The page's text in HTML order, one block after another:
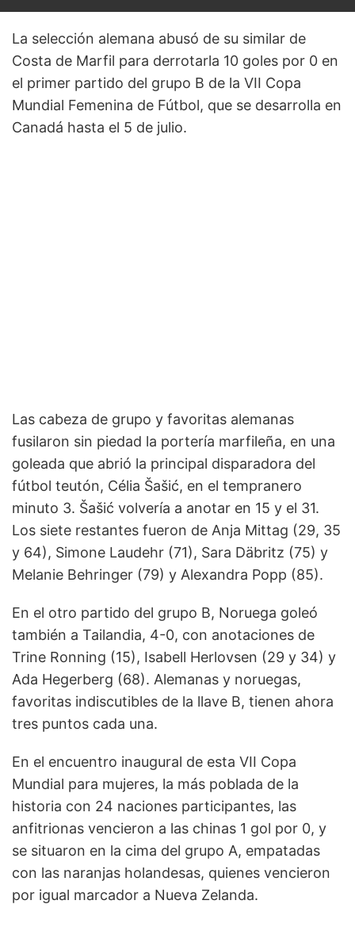
La selección alemana abusó de su similar de
Costa de Marfil para derrotarla 10 goles por 0 en
el primer partido del grupo B de la VII Copa
Mundial Femenina de Fútbol, que se desarrolla en
Canadá hasta el 5 de julio.
Las cabeza de grupo y favoritas alemanas
fusilaron sin piedad la portería marfileña, en una
goleada que abrió la principal disparadora del
fútbol teutón, Célia Šašić, en el tempranero
minuto 3. Šašić volvería a anotar en 15 y el 31.
Los siete restantes fueron de Anja Mittag (29, 35
y 64), Simone Laudehr (71), Sara Däbritz (75) y
Melanie Behringer (79) y Alexandra Popp (85).
En el otro partido del grupo B, Noruega goleó
también a Tailandia, 4-0, con anotaciones de
Trine Ronning (15), Isabell Herlovsen (29 y 34) y
Ada Hegerberg (68). Alemanas y noruegas,
favoritas indiscutibles de la llave B, tienen ahora
tres puntos cada una.
En el encuentro inaugural de esta VII Copa
Mundial para mujeres, la más poblada de la
historia con 24 naciones participantes, las
anfitrionas vencieron a las chinas 1 gol por 0, y
se situaron en la cima del grupo A, empatadas
con las naranjas holandesas, quienes vencieron
por igual marcador a Nueva Zelanda.